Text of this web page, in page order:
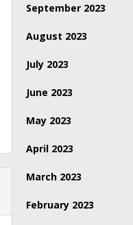
September 2023
August 2023
July 2023
June 2023
May 2023
April 2023
March 2023
February 2023